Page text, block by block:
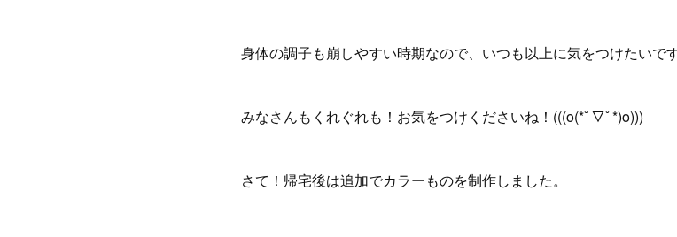
身体の調子も崩しやすい時期なので、いつも以上に気をつけたいで
みなさんもくれぐれも！お気をつけくださいね！(((o(*ﾟ▽ﾟ*)o)))
さて！帰宅後は追加でカラーものを制作しました。